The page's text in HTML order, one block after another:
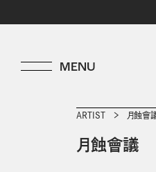
ARTIST 月蝕會
月蝕會議